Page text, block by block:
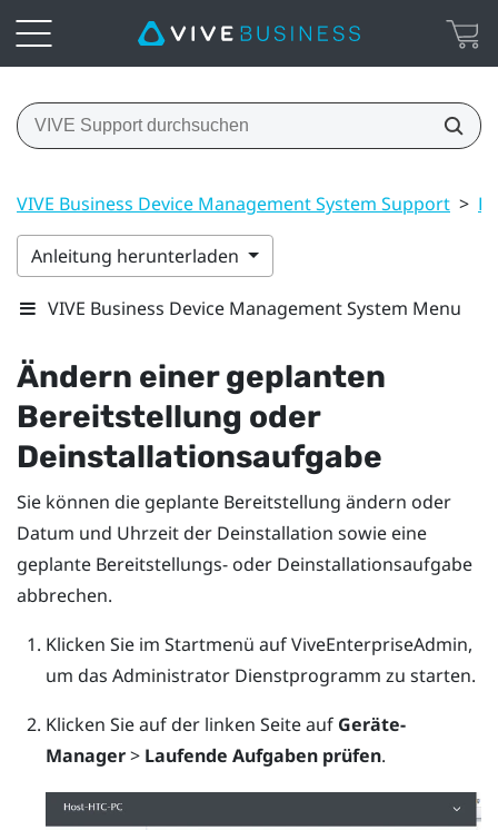
VIVE Business Device Management System Support >
Anleitung herunterladen
VIVE Business Device Management System Menu
Ändern einer geplanten
Bereitstellung oder
Deinstallationsaufgabe
Sie können die geplante Bereitstellung ändern oder
Datum und Uhrzeit der Deinstallation sowie eine
geplante Bereitstellungs- oder Deinstallationsaufgabe
abbrechen.
Klicken Sie im Startmenü aufViveEnterpriseAdmin,
um das Administrator Dienstprogramm zu starten.
Klicken Sie auf der linken Seite auf Geräte-
Manager> Laufende Aufgaben prüfen.